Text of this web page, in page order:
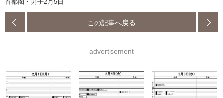
首都圏・男子2月5日
この記事へ戻る
advertisement